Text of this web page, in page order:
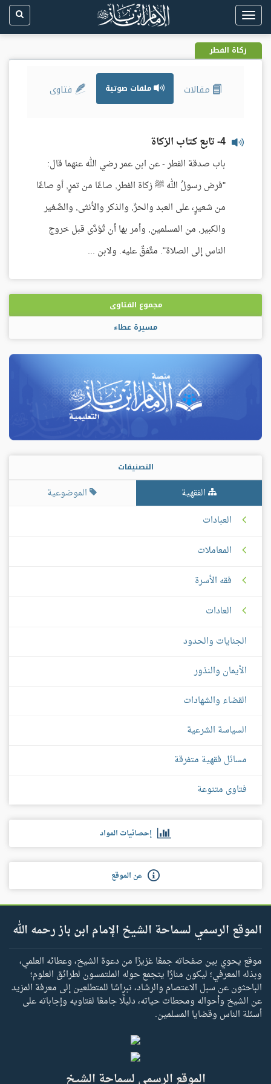
Toggle
navigation
زكاة الفطر
مقالات ملفات صوتية فتاوى
4- تابع كتاب الزكاة
باب صدقة الفطر - عن ابن عمر رضي الله عنهما قال:
"فرض رسولُ الله ﷺ زكاة الفطر, صاعًا من تمرٍ, أو صاعًا
من شعيرٍ، على العبد والحرِّ, والذكر والأنثى, والصَّغير
والكبير, من المسلمين, وأمر بها أن تُؤدَّى قبل خروج
الناس إلى الصلاة". متَّفقٌ عليه. ولابن ...
مجموع الفتاوى
مسيرة عطاء
التصنيفات
الفقهية
الموضوعية
العبادات
المعاملات
فقه الأسرة
العادات
الجنايات والحدود
الأيمان والنذور
القضاء والشهادات
السياسة الشرعية
مسائل فقهية متفرقة
فتاوى متنوعة
إحصائيات المواد
عن الموقع
الموقع الرسمي لسماحة الشيخ الإمام ابن باز رحمه الله
موقع يحوي بين صفحاته جمعًا غزيرًا من دعوة الشيخ، وعطائه العلمي،
وبذله المعرفي؛ ليكون منارًا يتجمع حوله الملتمسون لطرائق العلوم؛
الباحثون عن سبل الاعتصام والرشاد، نبراسًا للمتطلعين إلى معرفة المزيد
عن الشيخ وأحواله ومحطات حياته، دليلًا جامعًا لفتاويه وإجاباته على
أسئلة الناس وقضايا المسلمين.
الموقع الرسمي لسماحة الشيخ